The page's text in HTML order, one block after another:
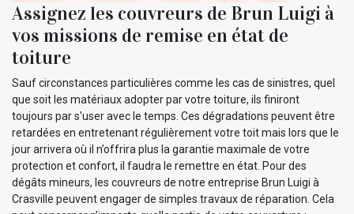
Assignez les couvreurs de Brun Luigi à
vos missions de remise en état de
toiture
Sauf circonstances particulières comme les cas de sinistres, quel
que soit les matériaux adopter par votre toiture, ils finiront
toujours par s'user avec le temps. Ces dégradations peuvent être
retardées en entretenant régulièrement votre toit mais lors que le
jour arrivera où il n’offrira plus la garantie maximale de votre
protection et confort, il faudra le remettre en état. Pour des
dégâts mineurs, les couvreurs de notre entreprise Brun Luigi à
Crasville peuvent engager de simples travaux de réparation. Cela